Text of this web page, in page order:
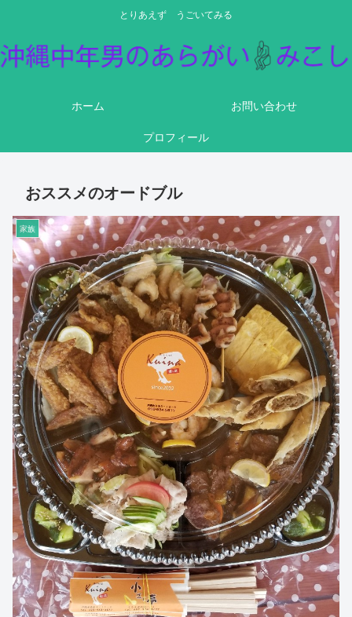
とりあえず うごいてみる
ホーム
お問い合わせ
プロフィール
おススメのオードブル
家族